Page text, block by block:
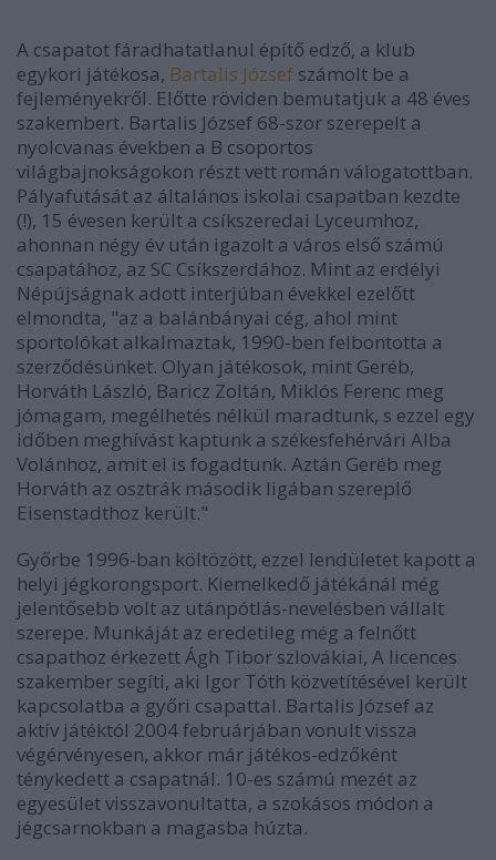
A csapatot fáradhatatlanul építő edző, a klub
egykori játékosa, Bartalis József számolt be a
fejleményekről. Előtte röviden bemutatjuk a 48 éves
szakembert. Bartalis József 68-szor szerepelt a
nyolcvanas években a B csoportos
világbajnokságokon részt vett román válogatottban.
Pályafutását az általános iskolai csapatban kezdte
(!), 15 évesen került a csíkszeredai Lyceumhoz,
ahonnan négy év után igazolt a város első számú
csapatához, az SC Csíkszerdához. Mint az erdélyi
Népújságnak adott interjúban évekkel ezelőtt
elmondta, "az a balánbányai cég, ahol mint
sportolókat alkalmaztak, 1990-ben felbontotta a
szerződésünket. Olyan játékosok, mint Geréb,
Horváth László, Baricz Zoltán, Miklós Ferenc meg
jómagam, megélhetés nélkül maradtunk, s ezzel egy
időben meghívást kaptunk a székesfehérvári Alba
Volánhoz, amit el is fogadtunk. Aztán Geréb meg
Horváth az osztrák második ligában szereplő
Eisenstadthoz került."
Győrbe 1996-ban költözött, ezzel lendületet kapott a
helyi jégkorongsport. Kiemelkedő játékánál még
jelentősebb volt az utánpótlás-nevelésben vállalt
szerepe. Munkáját az eredetileg még a felnőtt
csapathoz érkezett Ágh Tibor szlovákiai, A licences
szakember segíti, aki Igor Tóth közvetítésével került
kapcsolatba a győri csapattal. Bartalis József az
aktív játéktól 2004 februárjában vonult vissza
végérvényesen, akkor már játékos-edzőként
ténykedett a csapatnál. 10-es számú mezét az
egyesület visszavonultatta, a szokásos módon a
jégcsarnokban a magasba húzta.